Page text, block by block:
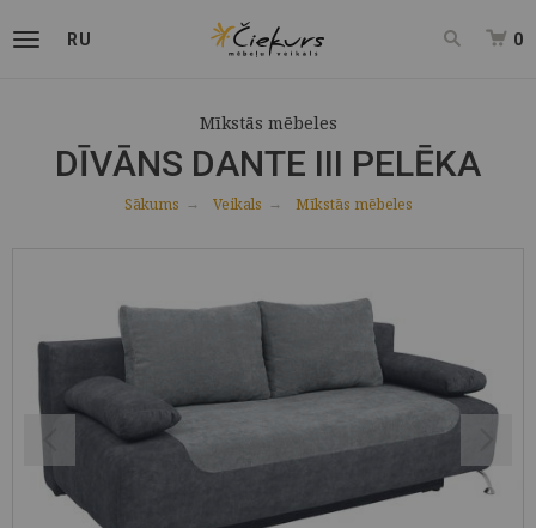
RU 0
Mīkstās mēbeles
DĪVĀNS DANTE III PELĒKA
Sākums Veikals Mīkstās mēbeles